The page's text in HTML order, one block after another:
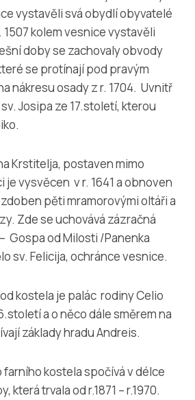
info.hr
šetalište 30,
Wskazówki
vystavěli svá obydlí obyvatelé
1507 kolem vesnice vystavěli
doby se zachovaly obvody
se protínají pod pravým
nákresu osady z r. 1704. Uvnitř
Josipa ze 17.století, kterou
Krstitelja, postaven mimo
vysvěcen v r. 1641 a obnoven
zdoben pěti mramorovými oltáři a
Zde se uchovává zázračná
Gospa od Milosti /Panenka
sv. Felicija, ochránce vesnice.
kostela je palác rodiny Celio
a o něco dále směrem na
základy hradu Andreis.
kostela spočívá v délce
která trvala od r.1871 – r.1970.